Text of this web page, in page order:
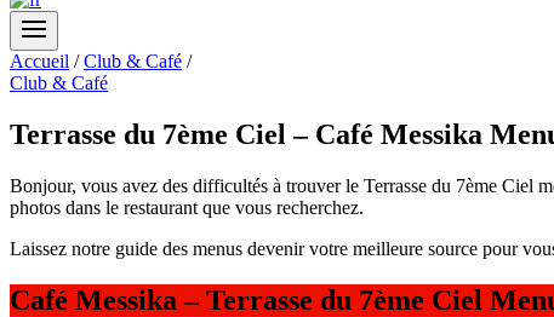
Accueil / Club & Café /
Club & Café
Terrasse du 7ème Ciel – Café Messika
Bonjour, vous avez des difficultés à trouver le Terrasse du 7ème Ciel
photos dans le restaurant que vous recherchez.
Laissez notre guide des menus devenir votre meilleure source pour
Café Messika – Terrasse du 7ème Ciel